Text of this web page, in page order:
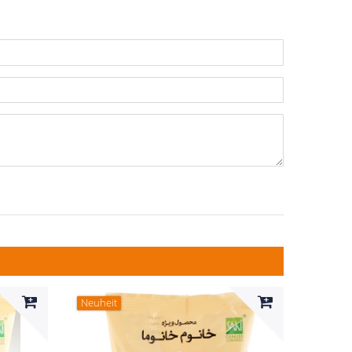
Neuheit